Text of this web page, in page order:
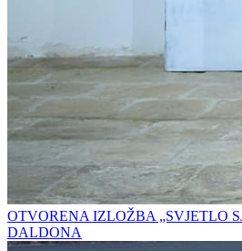
OTVORENA IZLOŽBA „SVJETLO
DALDONA